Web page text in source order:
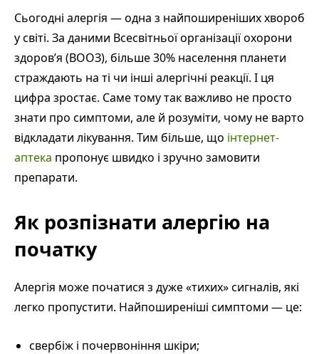
Сьогодні алергія — одна з найпоширеніших хвороб
у світі. За даними Всесвітньої організації охорони
здоров’я (ВООЗ), більше 30% населення планети
страждають на ті чи інші алергічні реакції. І ця
цифра зростає. Саме тому так важливо не просто
знати про симптоми, але й розуміти, чому не варто
відкладати лікування. Тим більше, що інтернет-
аптека пропонує швидко і зручно замовити
препарати.
Як розпізнати алергію на
початку
Алергія може початися з дуже «тихих» сигналів, які
легко пропустити. Найпоширеніші симптоми — це:
свербіж і почервоніння шкіри;